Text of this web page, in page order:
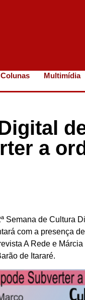
Colunas Multimídia
a
Semana de Cultura
com a presença
A Rede e
de Itararé.